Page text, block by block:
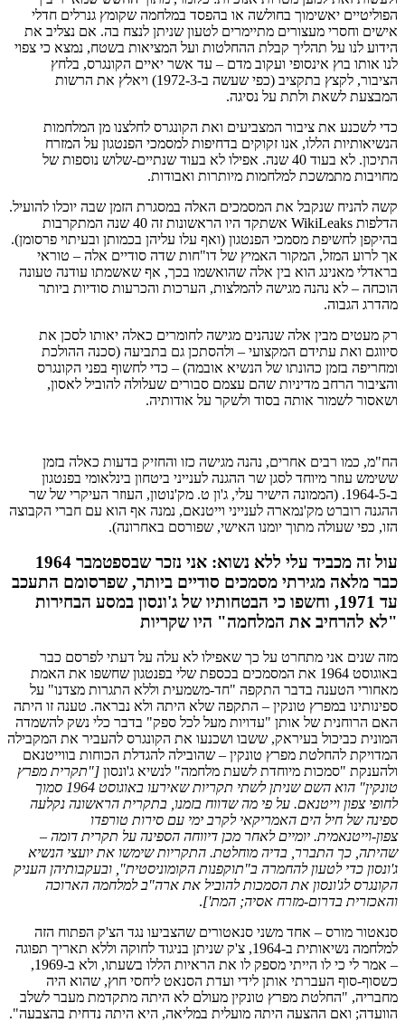
הפוליטיים יאשימוך בחולשה או בהפסד במלחמה שקומץ גנרלים חדלי
אישים וחסרי מעצורים מתיימרים לטעון שניתן לנצח בה. אם נצליב את
הידוע לנו על תהליך קבלת ההחלטות ועל המציאות בשטח, נמצא כי צפוי
לנו אותו בוץ אינסופי ועקוב מדם – עד אשר יאיים הקונגרס, בלחץ
הציבור, לקצץ בתקציב (כפי שעשה ב-1972-3) ויאלץ את הרשות
המבצעת לשאת ולתת על נסיגה.
כדי לשכנע את ציבור המצביעים ואת הקונגרס לחלצנו מן המלחמות
הנשיאותיות הללו, אנו זקוקים בדחיפות למסמכי הפנטגון על המזרח
התיכון. לא בעוד 40 שנה. אפילו לא בעוד שנתיים-שלוש נוספות של
מחויבות מתמשכת למלחמות מיותרות ואבודות.
קשה להניח שנקבל את המסמכים האלה במסגרת הזמן שבה יוכלו להועיל.
הדלפות WikiLeaks אשתקד היו הראשונות זה 40 שנה המתקרבות
בהיקפן לחשיפת מסמכי הפנטגון (ואף עלו עליהן בכמותן ובעיתוי פרסומן).
אך לרוע המזל, המקור האמיץ של דו"חות שדה סודיים אלה – טוראי
בראדלי מאנינג הוא בין אלה שהואשמו בכך, אף שאשמתו עודנה טעונה
הוכחה – לא נהנה מגישה להמלצות, הערכות והכרעות סודיות ביותר
מהדרג הגבוה.
רק מעטים מבין אלה שנהנים מגישה לחומרים כאלה יאותו לסכן את
סיווגם ואת עתידם המקצועי – ולהסתכן גם בתביעה (סכנה ההולכת
ומחריפה בזמן כהונתו של הנשיא אובמה) – כדי לחשוף בפני הקונגרס
והציבור הרחב מדיניות שהם עצמם סבורים שעלולה להוביל לאסון,
ושאסור לשמור אותה בסוד ולשקר על אודותיה.
הח"מ, כמו רבים אחרים, נהנה מגישה כזו והחזיק בדעות כאלה בזמן
ששימש עוזר מיוחד לסגן שר ההגנה לענייני ביטחון בינלאומי בפנטגון
ב-1964-5. (הממונה הישיר עלי, ג'ון ט. מק'נוטון, העוזר העיקרי של שר
ההגנה רוברט מק'נמארה לענייני וייטנאם, נמנה אף הוא עם חברי הקבוצה
הזו, כפי שעולה מתוך יומנו האישי, שפורסם באחרונה).
עול זה מכביד עלי ללא נשוא: אני נזכר שבספטמבר 1964
כבר מלאה מגירתי מסמכים סודיים ביותר, שפרסומם התעכב
עד 1971, וחשפו כי הבטחותיו של ג'ונסון במסע הבחירות
"לא להרחיב את המלחמה" היו שקריות
מזה שנים אני מתחרט על כך שאפילו לא עלה על דעתי לפרסם כבר
באוגוסט 1964 את המסמכים בכספת שלי בפנטגון שחשפו את האמת
מאחורי הטענה בדבר התקפה "חד-משמעית וללא התגרות מצדנו" על
ספינותינו במפרץ טונקין – התקפה שלא היתה ולא נבראה. טענה זו היתה
האם הרוחנית של אותן "עדויות מעל לכל ספק" בדבר כלי נשק להשמדה
המונית כביכול בעיראק, ששבו ושכנעו את הקונגרס להעביר את המקבילה
המדויקת להחלטת מפרץ טונקין – שהובילה להגדלת הכוחות בווייטנאם
ולהענקת "סמכות מיוחדת לשעת מלחמה" לנשיא ג'ונסון ["תקרית מפרץ
טונקין" הוא השם שניתן לשתי תקריות שאירעו באוגוסט 1964 סמוך
לחופי צפון וייטנאם. על פי מה שדווח בזמנו, בתקרית הראשונה נקלעה
ספינה של חיל הים האמריקאי לקרב ימי עם סירות טורפדו
צפון-וייטנאמית. יומיים לאחר מכן דיווחה הספינה על תקרית דומה –
שהיתה, כך התברר, בדיה מוחלטת. התקריות שימשו את יועצי הנשיא
ג'ונסון כדי לטעון להחמרה ב"תוקפנות הקומוניסטית", ובעקבותיהן העניק
הקונגרס לג'ונסון את הסמכות להוביל את ארה"ב למלחמה הארוכה
והאכזרית בדרום-מזרח אסיה; המת'].
סנאטור מורס – אחד משני סנאטורים שהצביעו נגד הצ'ק הפתוח הזה
למלחמה נשיאותית ב-1964, צ'ק שניתן בניגוד לחוקה וללא תאריך תפוגה
– אמר לי כי לו הייתי מספק לו את הראיות הללו בשעתו, ולא ב-1969,
כשסוף-סוף העברתי אותן לידי ועדת הסנאט ליחסי חוץ, שהוא היה
מחבריה, "החלטת מפרץ טונקין מעולם לא היתה מתקדמת מעבר לשלב
הוועדה; ואם ההצעה היתה מועלית במליאה, היא היתה נדחית בהצבעה".